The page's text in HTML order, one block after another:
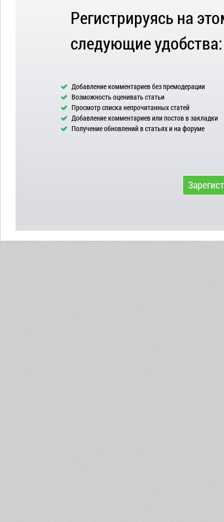
Регистрируясь на
следующие удобства:
Добавление комментариев без премодерации
Возможность оценивать статьи
Просмотр списка непрочитанных статей
Добавление комментариев или постов в закладки
Получение обновлений в статьях и на форуме